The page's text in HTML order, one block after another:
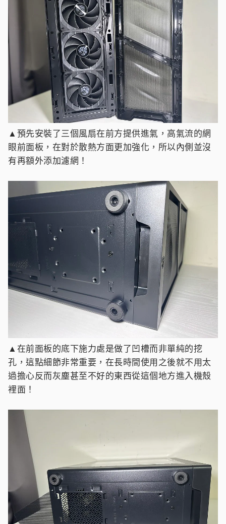
▲預先安裝了三個風扇在前方提供進氣，高氣流的網
眼前面板，在對於散熱方面更加強化，所以內側並沒
有再額外添加濾網！
▲在前面板的底下施力處是做了凹槽而非單純的挖
孔，這點細節非常重要，在長時間使用之後就不用太
過擔心反而灰塵甚至不好的東西從這個地方進入機殼
裡面！